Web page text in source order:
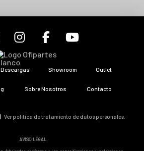
Descargas Showroom Outlet
Sobre Nosotros Contacto
Ver política de tratamiento de datos personales.
AVISO LEGAL